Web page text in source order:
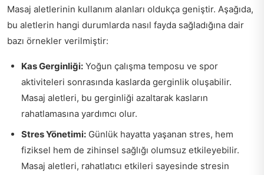
Masaj aletlerinin kullanım alanları oldukça geniştir. Aşağıda,
bu aletlerin hangi durumlarda nasıl fayda sağladığına dair
bazı örnekler verilmiştir:
Kas Gerginliği: Yoğun çalışma temposu ve spor
aktiviteleri sonrasında kaslarda gerginlik oluşabilir.
Masaj aletleri, bu gerginliği azaltarak kasların
rahatlamasına yardımcı olur.
Stres Yönetimi: Günlük hayatta yaşanan stres, hem
fiziksel hem de zihinsel sağlığı olumsuz etkileyebilir.
Masaj aletleri, rahatlatıcı etkileri sayesinde stresin